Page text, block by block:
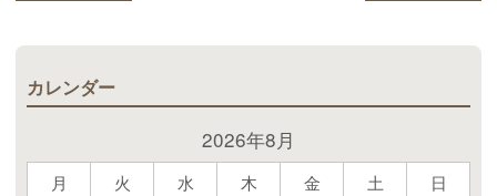
カレンダー
2026年8月
月 火 水 木 金 土 日